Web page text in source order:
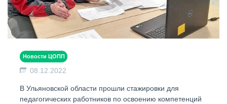
Новости ЦОПП
08.12.2022
В Ульяновской области прошли стажировки для
педагогических работников по освоению компетенций